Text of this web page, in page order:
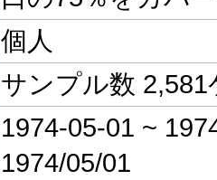
個人
サンプル数 2,581
1974-05-01 ~
1974/05/01